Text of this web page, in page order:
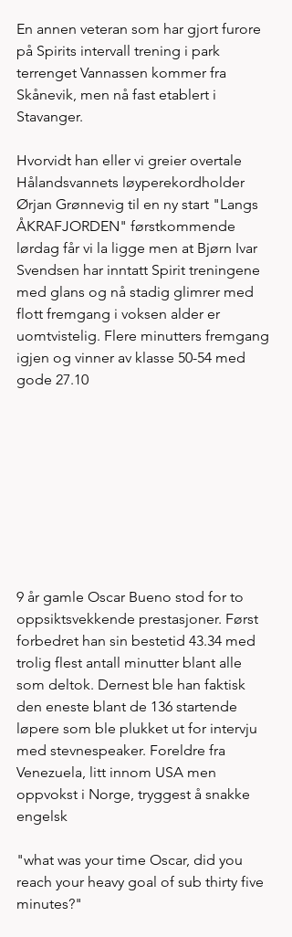
En annen veteran som har gjort furore
på Spirits intervall trening i park
terrenget Vannassen kommer fra
Skånevik, men nå fast etablert i
Stavanger.
Hvorvidt han eller vi greier overtale
Hålandsvannets løyperekordholder
Ørjan Grønnevig til en ny start "Langs
ÅKRAFJORDEN" førstkommende
lørdag får vi la ligge men at Bjørn Ivar
Svendsen har inntatt Spirit treningene
med glans og nå stadig glimrer med
flott fremgang i voksen alder er
uomtvistelig. Flere minutters fremgang
igjen og vinner av klasse 50-54 med
gode 27.10
9 år gamle Oscar Bueno stod for to
oppsiktsvekkende prestasjoner. Først
forbedret han sin bestetid 43.34 med
trolig flest antall minutter blant alle
som deltok. Dernest ble han faktisk
den eneste blant de 136 startende
løpere som ble plukket ut for intervju
med stevnespeaker. Foreldre fra
Venezuela, litt innom USA men
oppvokst i Norge, tryggest å snakke
engelsk
"what was your time Oscar, did you
reach your heavy goal of sub thirty five
minutes?"